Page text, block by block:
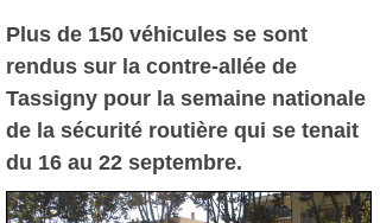
Plus de 150 véhicules se sont
rendus sur la contre-allée de
Tassigny pour la semaine nationale
de la sécurité routière qui se tenait
du 16 au 22 septembre.